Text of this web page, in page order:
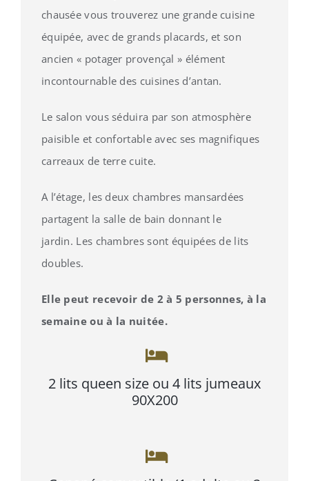
chausée vous trouverez une grande cuisine
équipée, avec de grands placards, et son
ancien « potager provençal » élément
incontournable des cuisines d’antan.
Le salon vous séduira par son atmosphère
paisible et confortable avec ses magnifiques
carreaux de terre cuite.
A l’étage, les deux chambres mansardées
partagent la salle de bain donnant le
jardin. Les chambres sont équipées de lits
doubles.
Elle peut recevoir de 2 à 5 personnes, à la
semaine ou à la nuitée.
2 lits queen size ou 4 lits jumeaux
90X200